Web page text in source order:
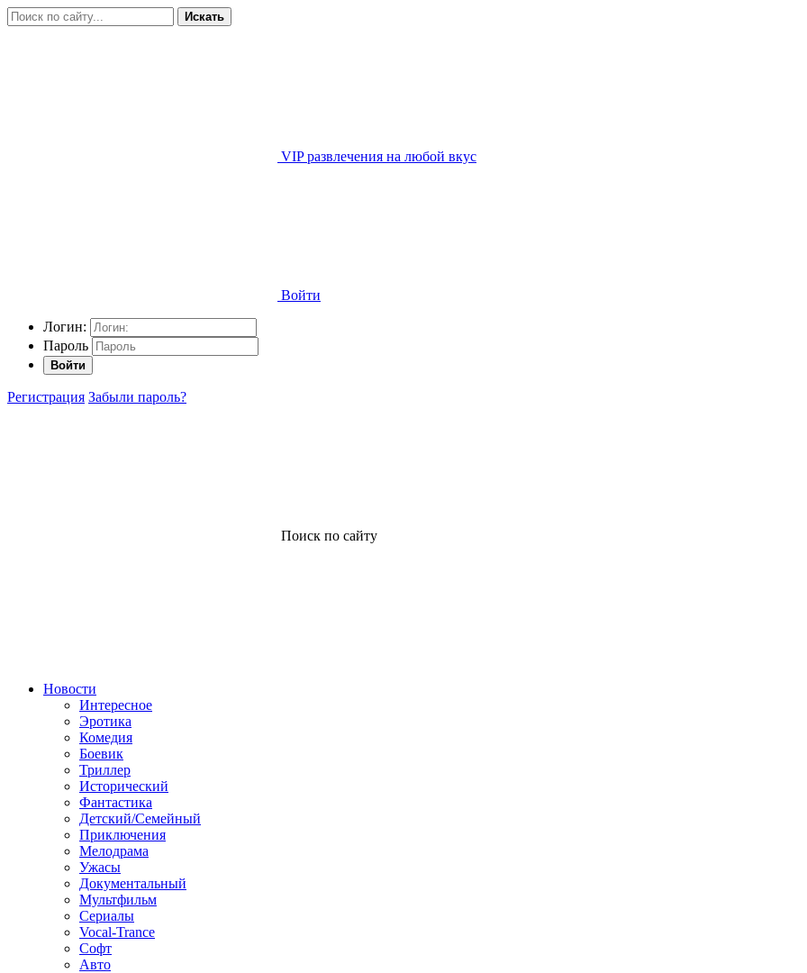
Искать
VIP развлечения на любой вкус
Войти
Логин:
Пароль
Войти
Регистрация Забыли пароль?
Поиск по сайту
Новости
Интересное
Эротика
Комедия
Боевик
Триллер
Исторический
Фантастика
Детский/Семейный
Приключения
Мелодрама
Ужасы
Документальный
Мультфильм
Сериалы
Vocal-Trance
Софт
Авто